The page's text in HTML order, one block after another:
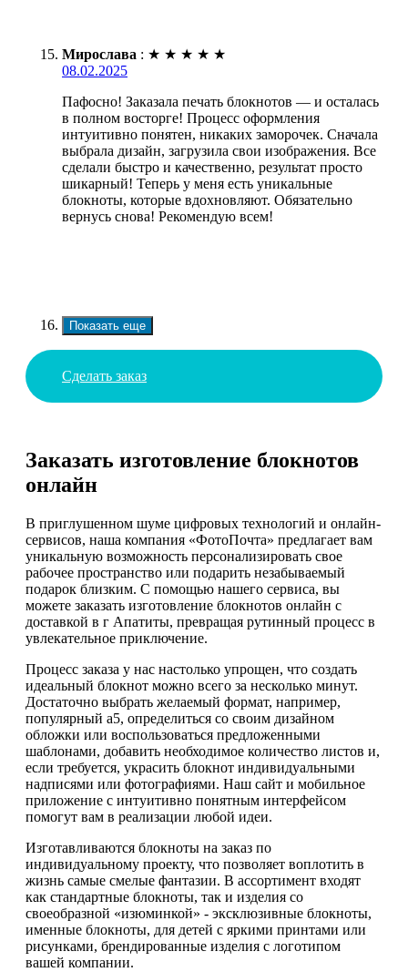
Мирослава : ★ ★ ★ ★ ★
08.02.2025
Пафосно! Заказала печать блокнотов — и осталась
в полном восторге! Процесс оформления
интуитивно понятен, никаких заморочек. Сначала
выбрала дизайн, загрузила свои изображения. Все
сделали быстро и качественно, результат просто
шикарный! Теперь у меня есть уникальные
блокноты, которые вдохновляют. Обязательно
вернусь снова! Рекомендую всем!
Показать еще
Сделать заказ
Заказать изготовление блокнотов
онлайн
В приглушенном шуме цифровых технологий и онлайн-
сервисов, наша компания «ФотоПочта» предлагает вам
уникальную возможность персонализировать свое
рабочее пространство или подарить незабываемый
подарок близким. С помощью нашего сервиса, вы
можете заказать изготовление блокнотов онлайн с
доставкой в г Апатиты, превращая рутинный процесс в
увлекательное приключение.
Процесс заказа у нас настолько упрощен, что создать
идеальный блокнот можно всего за несколько минут.
Достаточно выбрать желаемый формат, например,
популярный а5, определиться со своим дизайном
обложки или воспользоваться предложенными
шаблонами, добавить необходимое количество листов и,
если требуется, украсить блокнот индивидуальными
надписями или фотографиями. Наш сайт и мобильное
приложение с интуитивно понятным интерфейсом
помогут вам в реализации любой идеи.
Изготавливаются блокноты на заказ по
индивидуальному проекту, что позволяет воплотить в
жизнь самые смелые фантазии. В ассортимент входят
как стандартные блокноты, так и изделия со
своеобразной «изюминкой» - эксклюзивные блокноты,
именные блокноты, для детей с яркими принтами или
рисунками, брендированные изделия с логотипом
вашей компании.